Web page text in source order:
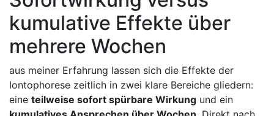
kumulative Effekte über
mehrere ‌Wochen
aus meiner ​Erfahrung ⁤lassen sich die‌ Effekte der
Iontophorese zeitlich ​in ​zwei klare Bereiche gliedern: ​
eine teilweise sofort spürbare ‍Wirkung und ein